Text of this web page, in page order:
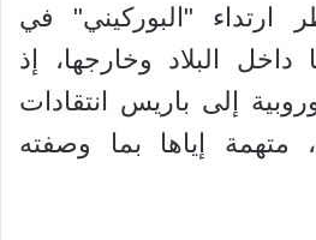
ارتداء "البوركيني" في
البلاد وخارجها، إذ
إلى باريس انتقادات
متهمة إياها بما وصفته